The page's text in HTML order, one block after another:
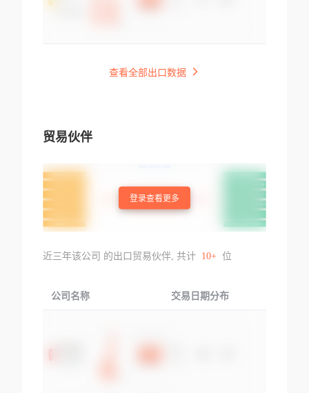
查看全部出口数据
贸易伙伴
登录查看更多
近三年该公司 的出口贸易伙伴, 共计 10+ 位
公司名称 交易日期分布